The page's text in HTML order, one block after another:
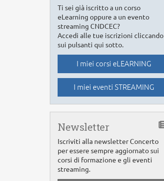
Ti sei già iscritto a un corso
eLearning oppure a un evento
streaming CNDCEC?
Accedi alle tue iscrizioni cliccando
sui pulsanti qui sotto.
I miei corsi eLEARNING
I miei eventi STREAMING
Newsletter
Iscriviti alla newsletter Concerto
per essere sempre aggiornato sui
corsi di formazione e gli eventi
streaming.